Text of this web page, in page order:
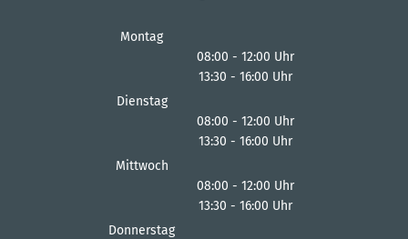
Montag
08:00 - 12:00 Uhr
Von 08:00 bis 12:00 Uhr
13:30 - 16:00 Uhr
Dienstag
08:00 - 12:00 Uhr
Von 08:00 bis 12:00 Uhr
13:30 - 16:00 Uhr
Mittwoch
08:00 - 12:00 Uhr
Von 08:00 bis 12:00 Uhr
13:30 - 16:00 Uhr
Donnerstag